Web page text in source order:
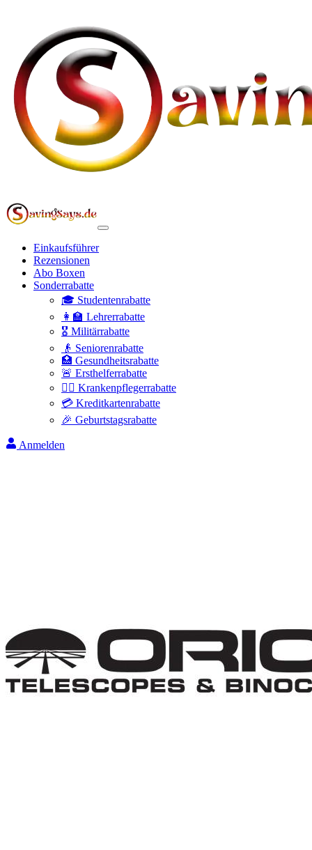
Einkaufsführer
Rezensionen
Abo Boxen
Sonderrabatte
🎓 Studentenrabatte
👩‍🏫 Lehrerrabatte
🎖️ Militärrabatte
👴 Seniorenrabatte
🏥 Gesundheitsrabatte
🚨 Ersthelferrabatte
👩‍⚕️ Krankenpflegerrabatte
💳 Kreditkartenrabatte
🎉 Geburtstagsrabatte
Anmelden